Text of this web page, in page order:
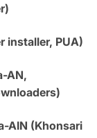
installer, PUA)
AN,
AIN (Khonsari